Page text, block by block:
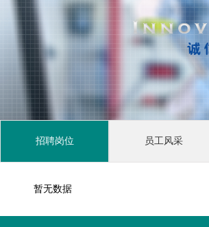
招聘岗位 员工风采
暂无数据